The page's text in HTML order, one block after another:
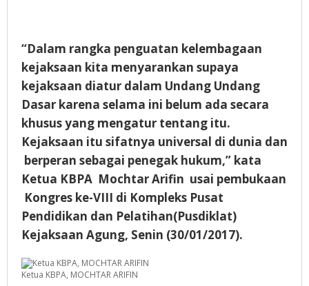
“Dalam rangka penguatan kelembagaan
kejaksaan kita menyarankan supaya
kejaksaan diatur dalam Undang Undang
Dasar karena selama ini belum ada secara
khusus yang mengatur tentang itu.
Kejaksaan itu sifatnya universal di dunia dan
berperan sebagai penegak hukum,” kata
Ketua KBPA Mochtar Arifin usai pembukaan
Kongres ke-VIII di Kompleks Pusat
Pendidikan dan Pelatihan(Pusdiklat)
Kejaksaan Agung, Senin (30/01/2017).
Ketua KBPA, MOCHTAR ARIFIN